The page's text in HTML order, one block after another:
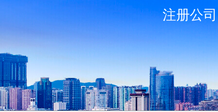
注册公